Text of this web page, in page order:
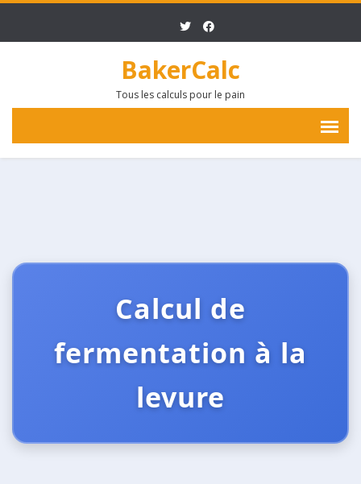
BakerCalc
Tous les calculs pour le pain
Calcul de
fermentation à la
levure